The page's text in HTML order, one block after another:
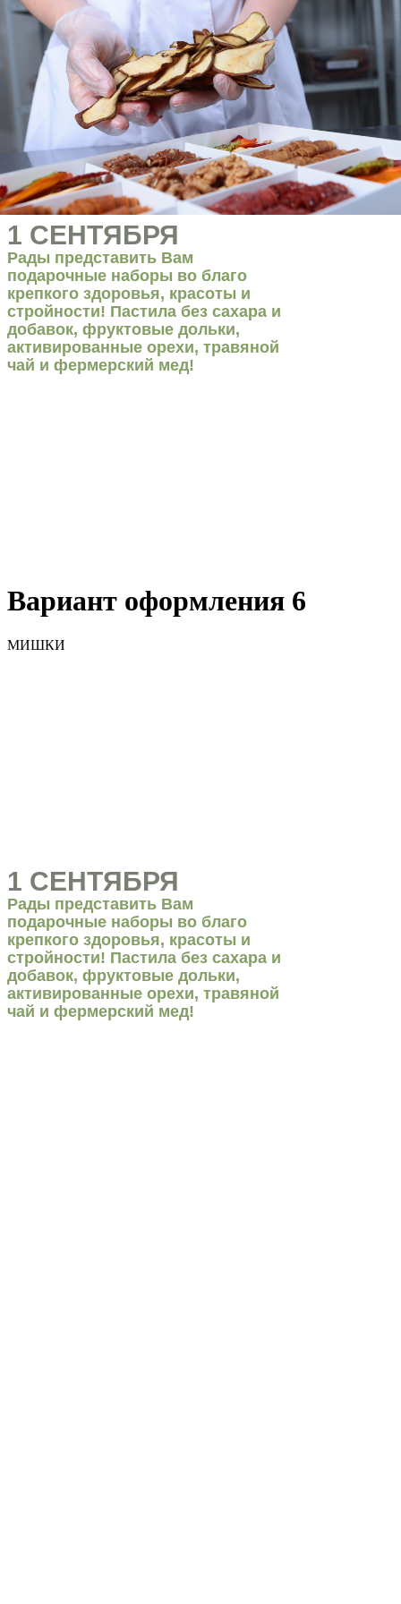
1 СЕНТЯБРЯ
Рады представить Вам
подарочные наборы во благо
крепкого здоровья, красоты и
стройности! Пастила без сахара и
добавок, фруктовые дольки,
активированные орехи, травяной
чай и фермерский мед!
Вариант оформления 6
МИШКИ
1 СЕНТЯБРЯ
Рады представить Вам
подарочные наборы во благо
крепкого здоровья, красоты и
стройности! Пастила без сахара и
добавок, фруктовые дольки,
активированные орехи, травяной
чай и фермерский мед!